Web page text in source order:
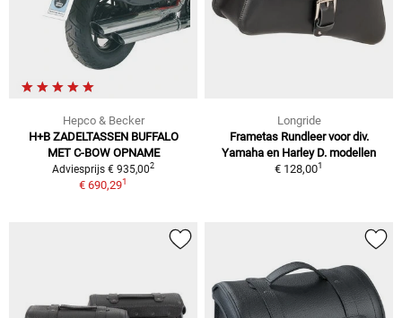
Hepco & Becker
H+B ZADELTASSEN BUFFALO
MET C-BOW OPNAME
Adviesprijs € 935,002
€ 690,291
Longride
Frametas Rundleer voor div.
Yamaha en Harley D. modellen
€ 128,001